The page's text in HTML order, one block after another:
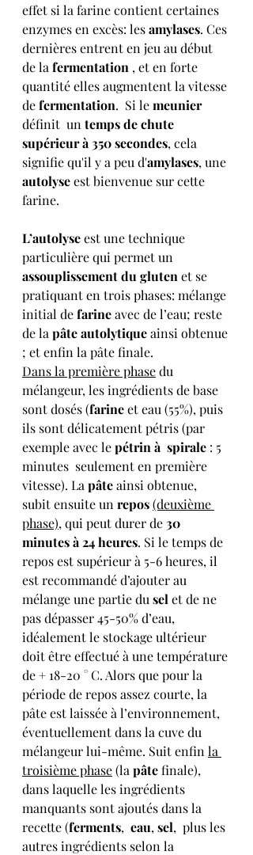
effet si la farine contient certaines
enzymes en excès: les amylases. Ces
dernières entrent en jeu au début
de la fermentation , et en forte
quantité elles augmentent la vitesse
de fermentation.  Si le meunier
définit  un temps de chute
supérieur à 350 secondes, cela
signifie qu'il y a peu d'amylases, une
autolyse est bienvenue sur cette
farine.
L’autolyse est une technique
particulière qui permet un
assouplissement du gluten et se
pratiquant en trois phases: mélange
initial de farine avec de l’eau; reste
de la pâte autolytique ainsi obtenue
; et enfin la pâte finale.
Dans la première phase du
mélangeur, les ingrédients de base
sont dosés (farine et eau (55%), puis
ils sont délicatement pétris (par
exemple avec le pétrin à  spirale : 5
minutes  seulement en première
vitesse). La pâte ainsi obtenue,
subit ensuite un repos(deuxième
phase), qui peut durer de 30
minutes à 24 heures. Si le temps de
repos est supérieur à 5-6 heures, il
est recommandé d’ajouter au
mélange une partie du sel et de ne
pas dépasser 45-50% d’eau,
idéalement le stockage ultérieur
doit être effectué à une température
de + 18-20 ° C. Alors que pour la
période de repos assez courte, la
pâte est laissée à l’environnement,
éventuellement dans la cuve du
mélangeur lui-même. Suit enfin la
troisième phase (la pâte finale),
dans laquelle les ingrédients
manquants sont ajoutés dans la
recette (ferments, eau, sel,  plus les
autres ingrédients selon la